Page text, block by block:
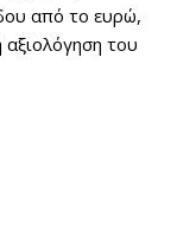
από το ευρώ,
του